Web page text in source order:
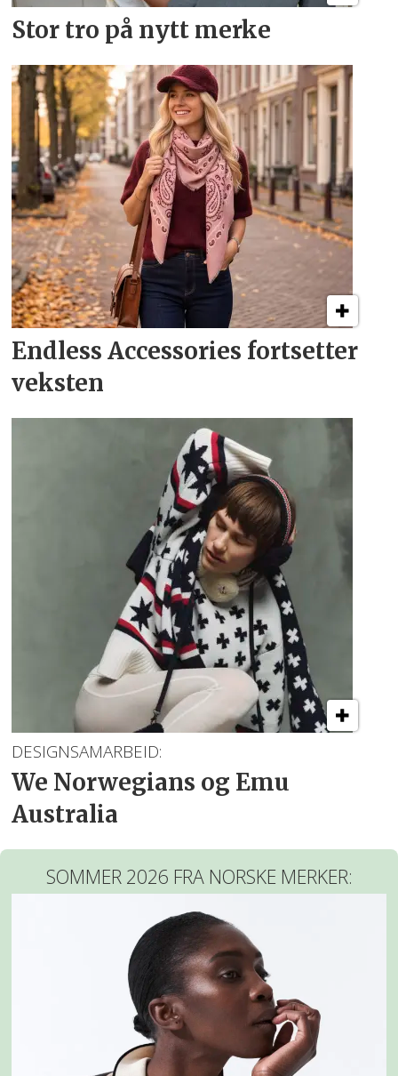
Stor tro på nytt merke
Endless Accessories fortsetter
veksten
DESIGNSAMARBEID:
We Norwegians og Emu
Australia
SOMMER 2026 FRA NORSKE MERKER: